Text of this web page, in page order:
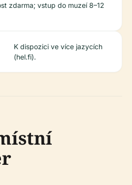
zdarma; vstup do muzeí 8–12
K dispozici ve více jazycích
(hel.fi).